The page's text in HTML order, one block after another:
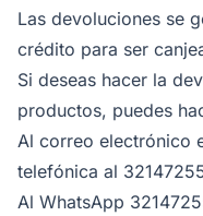
Las devoluciones se
crédito para ser
Si deseas hacer la
productos, puedes
Al correo electrónico
telefónica al
Al WhatsApp